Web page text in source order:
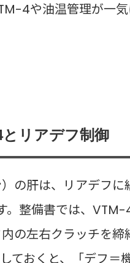
4や油温管理が一気
リアデフ制御
）の肝は、リアデフ
整備書では、VTM-
の左右クラッチを
ておくと、「デフ＝